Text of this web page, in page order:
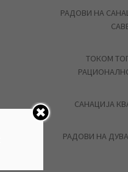
РАДОВИ НА
ТОКОМ
САНАЦИЈА
РАДОВИ НА